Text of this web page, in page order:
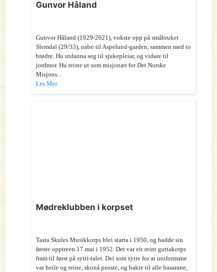
Gunvor Håland
Gunvor Håland (1929-2021), vokste opp på småbruket
Slemdal (29/33), nabo til Aspelund-garden, sammen med to
brødre. Hu utdanna seg til sjukepleiar, og vidare til
jordmor. Hu reiste ut som misjonær for Det Norske
Misjons...
Les Mer
Mødreklubben i korpset
Tasta Skules Musikkorps blei starta i 1950, og hadde sin
første opptreen 17.mai i 1952. Det var eit reint guttakorps
fram til først på sytti-talet. Dei som sytte for at uniformane
var heile og reine, skonå pusste, og bakte til alle basarane,